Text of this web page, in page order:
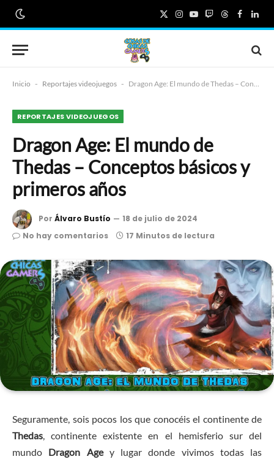
X
(Twitter)
Instagram
YouTube
TwitchThreads
Inicio - Reportajes videojuegos - Dragon Age: El mundo de Thedas – Conceptos básicos y primeros años
REPORTAJES VIDEOJUEGOS
Dragon Age: El mundo de
Thedas – Conceptos básicos y
primeros años
Por Álvaro Bustío
18 de julio de 2024
No hay comentarios
17 Minutos de lectura
Seguramente, sois pocos los que conocéis el continente de
Thedas, continente existente en el hemisferio sur del
mundo Dragon Agey lugar donde vivimos todas las